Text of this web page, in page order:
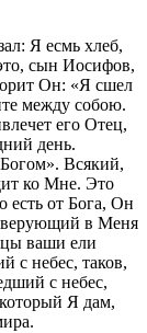
Я есмь хлеб,
сын Иосифов,
Он: «Я сшел
между собою.
его Отец,
день.
Всякий,
ко Мне. Это
есть от Бога, Он
верующий в Меня
ваши ели
с небес, таков,
с небес,
Я дам,